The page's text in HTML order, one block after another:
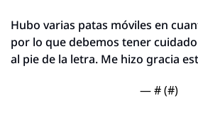
Hubo varias patas móviles en
por lo que debemos tener
al pie de la letra. Me hizo gracia
— # (#)